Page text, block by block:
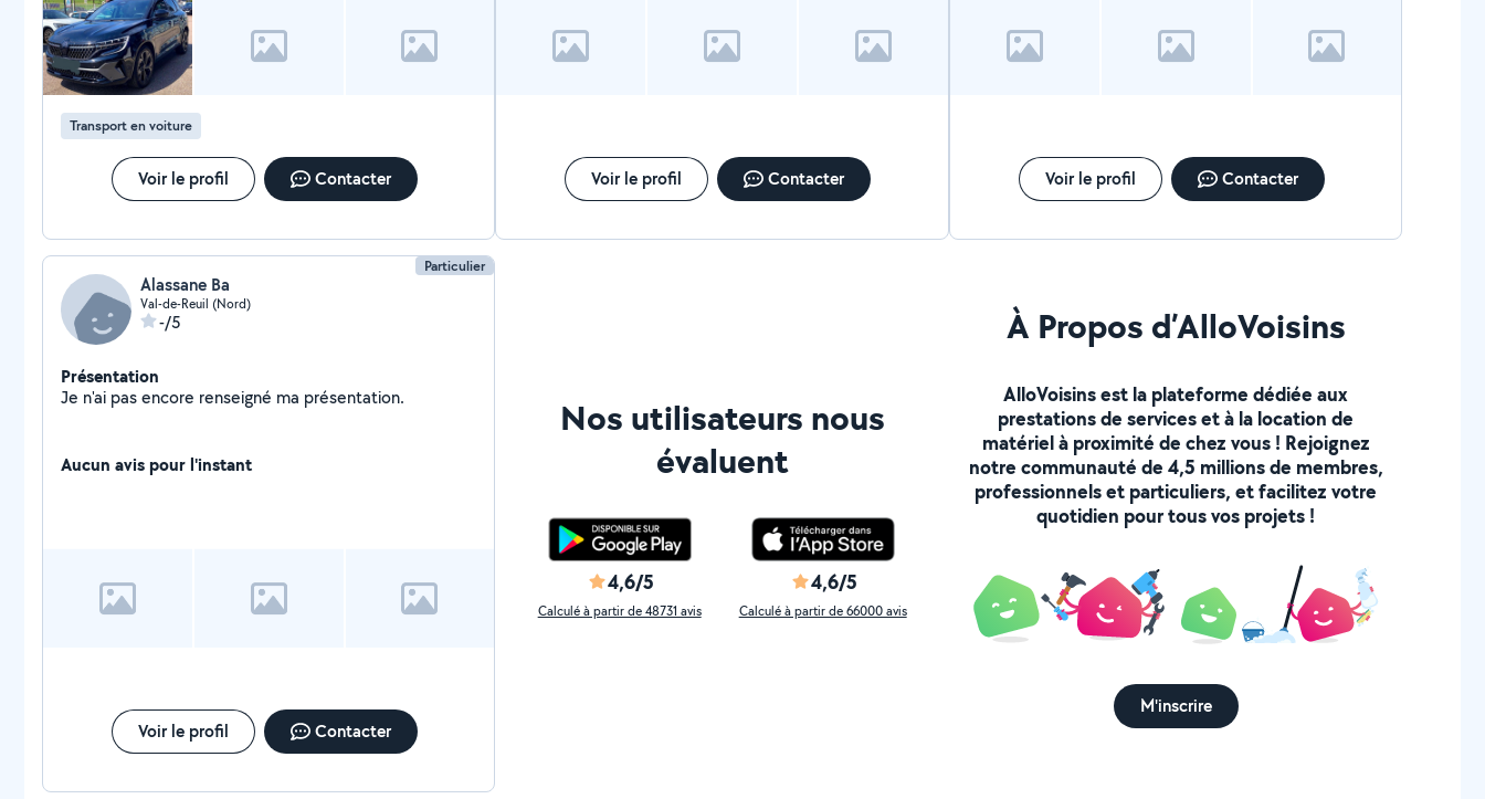
Transport en voiture
Voir le profil Contacter Voir le profil Contacter Voir le profil Contacter
Particulier
Alassane Ba
Val-de-Reuil (Nord)
-/5
Présentation
Je n'ai pas encore renseigné ma présentation.
Aucun avis pour l'instant
Voir le profil Contacter
Nos utilisateurs nous
évaluent
4,6/5
Calculé à partir de 48731 avis
4,6/5
Calculé à partir de 66000 avis
À Propos d’AlloVoisins
AlloVoisins est la plateforme dédiée aux
prestations de services et à la location de
matériel à proximité de chez vous ! Rejoignez
notre communauté de 4,5 millions de membres,
professionnels et particuliers, et facilitez votre
quotidien pour tous vos projets !
M'inscrire